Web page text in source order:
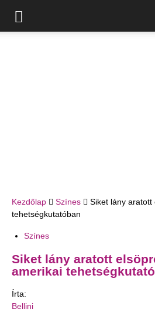
Kezdőlap Színes
Siket lány
tehetségkutatóban
Színes
Siket lány aratott
amerikai
Írta:
Bellini